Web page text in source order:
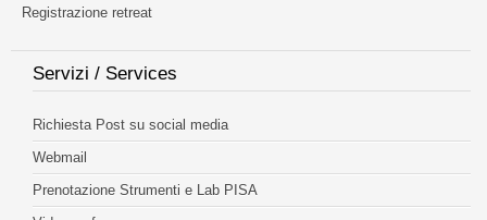
Registrazione retreat
Servizi / Services
Richiesta Post su social media
Webmail
Prenotazione Strumenti e Lab PISA